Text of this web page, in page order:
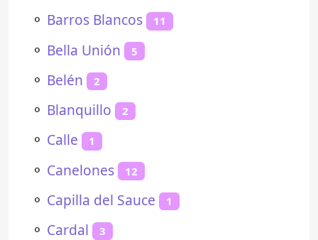
⚬ Barros Blancos 11
⚬ Bella Unión 5
⚬ Belén 2
⚬ Blanquillo 2
⚬ Calle 1
⚬ Canelones 12
⚬ Capilla del Sauce 1
⚬ Cardal 3